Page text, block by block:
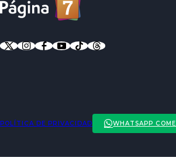
POLÍTICA DE PRIVACIDAD WHATSAPP